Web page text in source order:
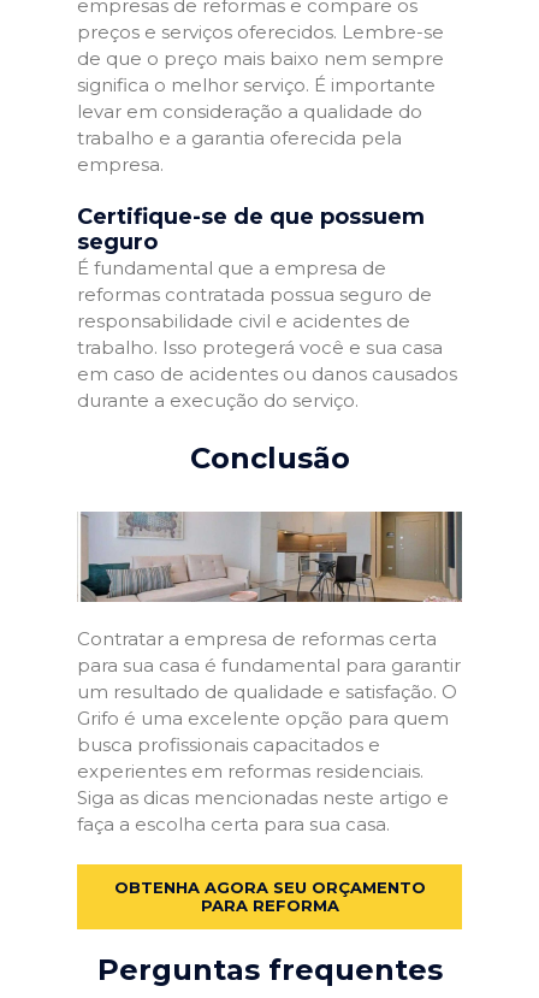
empresas de reformas e compare os
preços e serviços oferecidos. Lembre-se
de que o preço mais baixo nem sempre
significa o melhor serviço. É importante
levar em consideração a qualidade do
trabalho e a garantia oferecida pela
empresa.
Certifique-se de que possuem
seguro
É fundamental que a empresa de
reformas contratada possua seguro de
responsabilidade civil e acidentes de
trabalho. Isso protegerá você e sua casa
em caso de acidentes ou danos causados
durante a execução do serviço.
Conclusão
Contratar a empresa de reformas certa
para sua casa é fundamental para garantir
um resultado de qualidade e satisfação. O
Grifo é uma excelente opção para quem
busca profissionais capacitados e
experientes em reformas residenciais.
Siga as dicas mencionadas neste artigo e
faça a escolha certa para sua casa.
OBTENHA AGORA SEU ORÇAMENTO
PARA REFORMA
Perguntas frequentes